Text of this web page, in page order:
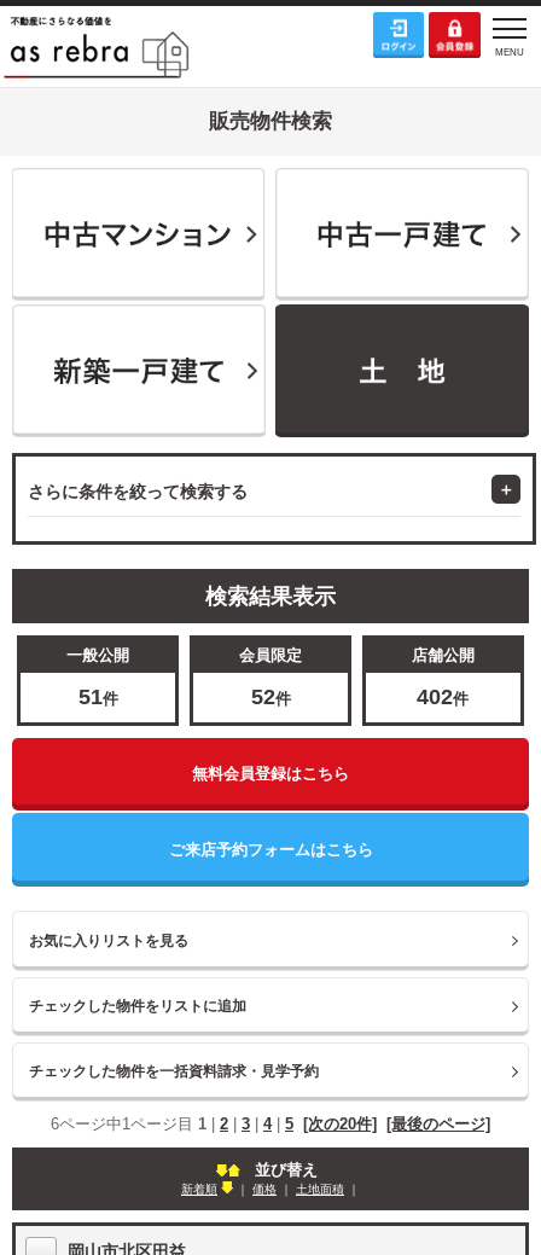
販売物件検索
さらに条件を絞って検索する
検索結果表示
一般公開
51件
会員限定
52件
店舗公開
402件
無料会員登録はこちら
ご来店予約フォームはこちら
お気に入りリストを見る
6ページ中1ページ目 1 2 3 4| 5 [次の20件] [最後のページ]
並び替え
新着順 ｜ 価格 ｜ 土地面積 ｜